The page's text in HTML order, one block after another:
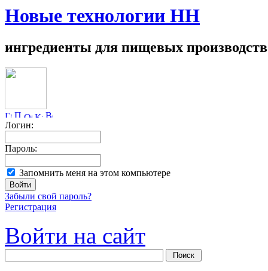
Новые технологии НН
ингредиенты для пищевых производств
Логин:
Пароль:
Запомнить меня на этом компьютере
Забыли свой пароль?
Регистрация
Войти на сайт